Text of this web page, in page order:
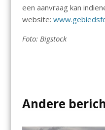
een aanvraag kan
website:
Foto: Bigstock
Andere